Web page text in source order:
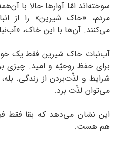
سوخته‌اند امّا آوارها حالا با
مردم، «خاک شیرین» را از
می‌کنند. آن‌ها با این خاک،
آب‌نبات خاک شیرین فقط یک
برای حفظ روحیّه و امید. چیزی
شرایط و لذّت‌بردن از زندگی.
می‌توان لذّت برد.
این نشان می‌دهد که بقا فقط
هم هست.